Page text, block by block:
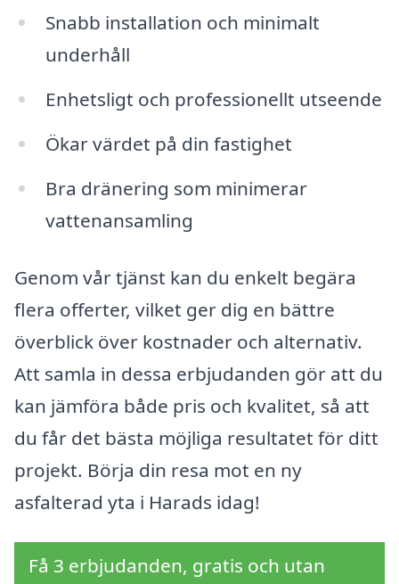
Snabb installation och minimalt
underhåll
Enhetsligt och professionellt utseende
Ökar värdet på din fastighet
Bra dränering som minimerar
vattenansamling
Genom vår tjänst kan du enkelt begära
flera offerter, vilket ger dig en bättre
överblick över kostnader och alternativ.
Att samla in dessa erbjudanden gör att du
kan jämföra både pris och kvalitet, så att
du får det bästa möjliga resultatet för ditt
projekt. Börja din resa mot en ny
asfalterad yta i Harads idag!
Få 3 erbjudanden, gratis och utan